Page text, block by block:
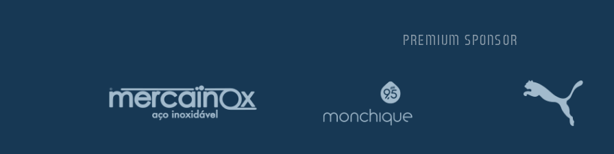
PREMIUM SPONSOR